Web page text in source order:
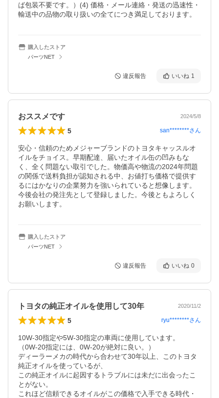
ば包装不要です。）(4) 価格・メール連絡・発送の迅速性・
輸送中の品物の取り扱いの全てにつき満足しております。
購入したストア
パーツNET
違反報告 いいね 1
おススメです 2024/5/8
5 san********さん
安心・信頼のためメジャーブランドのトヨタキャッスルオ
イルをチョイス。早期配達、届いたオイル缶の凹みもな
く、全く問題ない取引でした。物価高や物流の2024年問題
の関係で送料負担が認知される中、お値打ち価格で提供す
るにはかなりの企業努力を強いられていると想像します。
今後会社の発注先として登録しました。今後ともよろしく
お願いします。
購入したストア
パーツNET
違反報告 いいね 0
トヨタの純正オイルを使用して30年 2020/11/2
5 ryu********さん
10W-30指定や5W-30指定の車両に使用しています。
（0W-20指定には、0W-20が絶対に良い。）
ディーラーメカの時代から合わせて30年以上、このトヨタ
純正オイルを使っているが、
この純正オイルに起因するトラブルには未だに出会ったこ
とがない。
これほど信頼できるオイルがこの価格で入手できる時代・